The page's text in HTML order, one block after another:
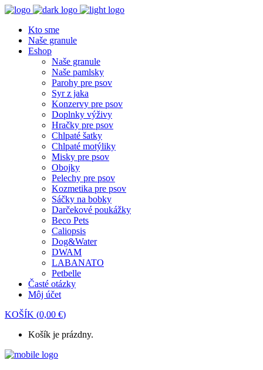
Kto sme
Naše granule
Eshop
Naše granule
Naše pamlsky
Parohy pre psov
Syr z jaka
Konzervy pre psov
Doplnky výživy
Hračky pre psov
Chlpaté šatky
Chlpaté motýliky
Misky pre psov
Obojky
Pelechy pre psov
Kozmetika pre psov
Sáčky na bobky
Darčekové poukážky
Beco Pets
Caliopsis
Dog&Water
DWAM
LABANATO
Petbelle
Časté otázky
Môj účet
KOŠÍK (0,00 €)
Košík je prázdny.